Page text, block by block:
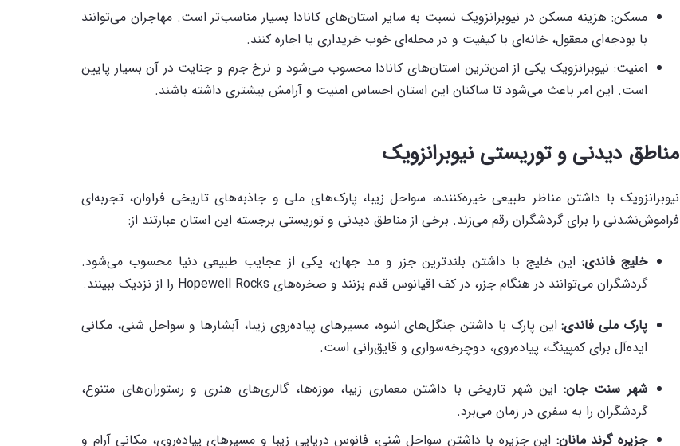
مسکن: هزینه مسکن در نیوبرانزویک نسبت به سایر استان‌های کانادا بسیار مناسب‌تر است. مهاجران می‌توانند
با بودجه‌ای معقول، خانه‌ای با کیفیت و در محله‌ای خوب خریداری یا اجاره کنند.
امنیت: نیوبرانزویک یکی از امن‌ترین استان‌های کانادا محسوب می‌شود و نرخ جرم و جنایت در آن بسیار پایین
است. این امر باعث می‌شود تا ساکنان این استان احساس امنیت و آرامش بیشتری داشته باشند.
مناطق دیدنی و توریستی نیوبرانزویک
نیوبرانزویک با داشتن مناظر طبیعی خیره‌کننده، سواحل زیبا، پارک‌های ملی و جاذبه‌های تاریخی فراوان، تجربه‌ای
فراموش‌نشدنی را برای گردشگران رقم می‌زند. برخی از مناطق دیدنی و توریستی برجسته این استان عبارتند از:
خلیج فاندی:این خلیج با داشتن بلندترین جزر و مد جهان، یکی از عجایب طبیعی دنیا محسوب می‌شود.
گردشگران می‌توانند در هنگام جزر، در کف اقیانوس قدم بزنند و صخره‌های Hopewell Rocks را از نزدیک ببینند.
پارک ملی فاندی:این پارک با داشتن جنگل‌های انبوه، مسیرهای پیاده‌روی زیبا، آبشارها و سواحل شنی، مکانی
ایده‌آل برای کمپینگ، پیاده‌روی، دوچرخه‌سواری و قایق‌رانی است.
شهر سنت جان: این شهر تاریخی با داشتن معماری زیبا، موزه‌ها، گالری‌های هنری و رستوران‌های متنوع،
گردشگران را به سفری در زمان می‌برد.
جزیره گرند مانان: این جزیره با داشتن سواحل شنی، فانوس دریایی زیبا و مسیرهای پیاده‌روی، مکانی آرام و